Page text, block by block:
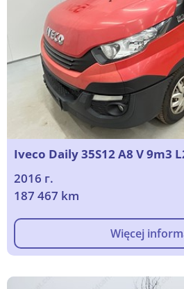
Iveco Daily 35S12 A8 V 9m3
2016 г.
187 467 km
Więcej